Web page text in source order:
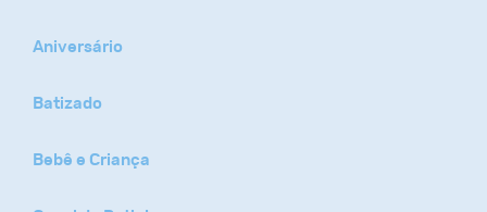
Aniversário
Batizado
Bebê e Criança